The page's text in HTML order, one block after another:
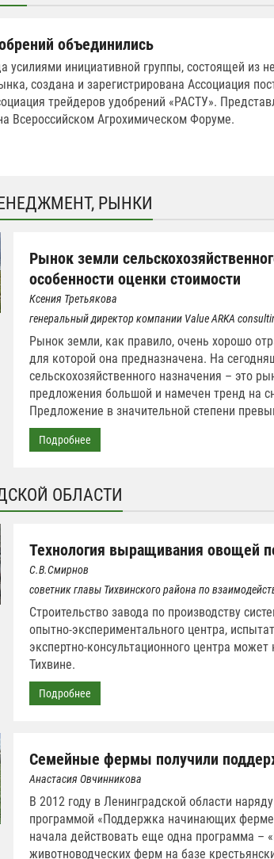
объединились
усилиями инициативной группы, состоящей из
создана и зарегистрирована Ассоциация
трейдеров удобрений «РАСТУ».
Всероссийском Агрохимическом Форуме.
РЫНКИ
Рынок земли
особенности оценки стоимости
Ксения Третьякова
генеральный директор компании Value ARKA
Рынок земли, как правило, очень хорошо
для которой она предназначена. На
сельскохозяйственного назначения – это
предложения большой и намечен тренд на
Предложение в значительной степени
Подробнее
ОБЛАСТИ
Технология выращивания овощей
С.В.Смирнов
советник главы Тихвинского района по
Строительство завода по производству
опытно-экспериментального центра,
экспертно-консультационного центра
Тихвине.
Подробнее
Семейные фермы получили
Анастасия Овчинникова
В 2012 году в Ленинградской области
программой «Поддержка начинающих
начала действовать еще одна программа –
животноводческих ферм на базе